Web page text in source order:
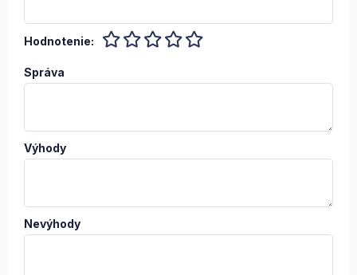
Hodnotenie:
Správa
Výhody
Nevýhody